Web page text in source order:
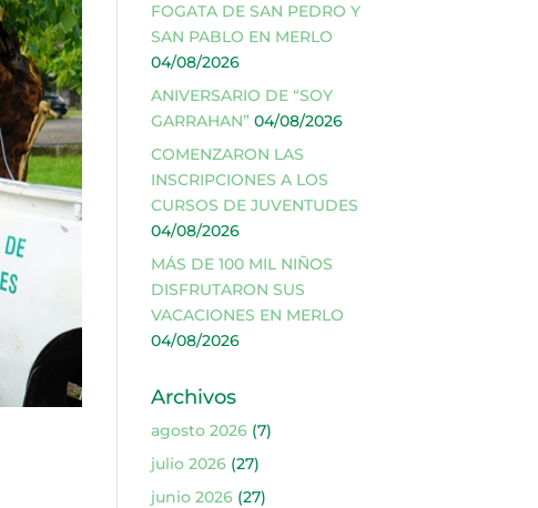
FOGATA DE SAN PEDRO Y
SAN PABLO EN MERLO
04/08/2026
ANIVERSARIO DE “SOY
GARRAHAN” 04/08/2026
COMENZARON LAS
INSCRIPCIONES A LOS
CURSOS DE JUVENTUDES
04/08/2026
MÁS DE 100 MIL NIÑOS
DISFRUTARON SUS
VACACIONES EN MERLO
04/08/2026
Archivos
agosto 2026(7)
julio 2026(27)
junio 2026(27)